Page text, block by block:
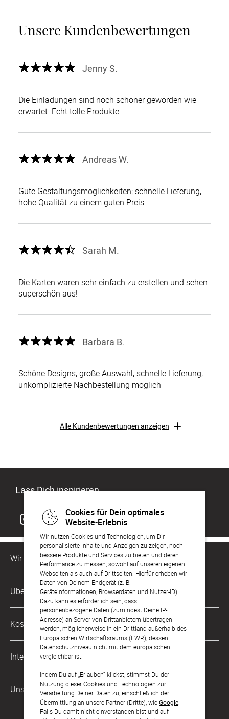
Cookies für Dein optimales
Website-Erlebnis
Wir nutzen Cookies und Technologien, um Dir
personalisierte Inhalte und Anzeigen zu zeigen, noch
bessere Produkte und Services zu bieten und deren
Performance zu messen, sowohl auf unseren eigenen
Webseiten als auch auf Drittseiten. Hierfür erheben wir
Daten von Deinem Endgerät (z. B.
Geräteinformationen, Browserdaten und Nutzer-ID).
Dazu kann es erforderlich sein, dass
personenbezogene Daten (zumindest Deine IP-
Adresse) an Server von Drittanbietern übertragen
werden, möglicherweise in ein Drittland außerhalb des
Europäischen Wirtschaftsraums (EWR), dessen
Datenschutzniveau nicht mit dem europäischen
vergleichbar ist.
Indem Du auf „Erlauben“ klickst, stimmst Du der
Nutzung dieser Cookies und Technologien zur
Verarbeitung Deiner Daten zu, einschließlich der
Übermittlung an unsere Partner (Dritte), wieGoogle
Falls Du damit nicht einverstanden bist und auf
Unsere Kundenbewertungen
Jenny S.
Die Einladungen sind noch schöner geworden wie
erwartet. Echt tolle Produkte
Andreas W.
Gute Gestaltungsmöglichkeiten; schnelle Lieferung,
hohe Qualität zu einem guten Preis.
Sarah M.
Die Karten waren sehr einfach zu erstellen und sehen
superschön aus!
Barbara B.
Schöne Designs, große Auswahl, schnelle Lieferung,
unkomplizierte Nachbestellung möglich
Alle Kundenbewertungen anzeigen
Lass Dich inspirieren
Wir sind für Dich da
Kundenservice-Hotline
0221 956 725 10
Mo. - Fr. von 9 bis 17 Uhr
kontakt@sendmoments.de
Über Uns
Philosophie
Karriere
Impressum
AGB & Widerrufsrecht
Zahlung & Versand
Datenschutz
Kostenlose Services
Musterkarten
Digitale Gästelisten
FAQ & Hilfe
International
Österreich
Schweiz
Unsere Zahlungsarten